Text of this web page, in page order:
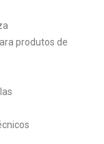
produtos de